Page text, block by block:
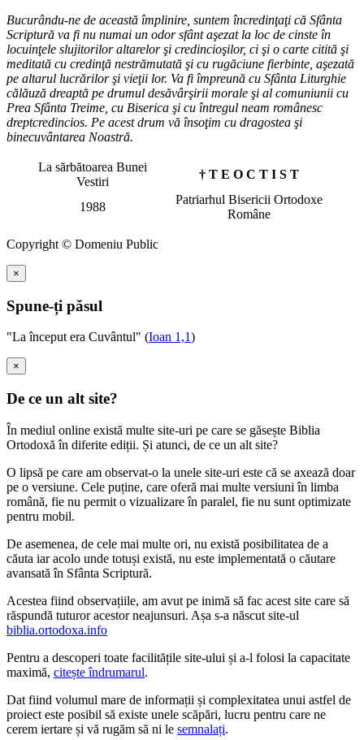
Bucurându-ne de această împlinire, suntem încredinţaţi că Sfânta
Scriptură va fi nu numai un odor sfânt aşezat la loc de cinste în
locuinţele slujitorilor altarelor şi credincioşilor, ci şi o carte citită şi
meditată cu credinţă nestrămutată şi cu rugăciune fierbinte, aşezată
pe altarul lucrărilor şi vieţii lor. Va fi împreună cu Sfânta Liturghie
călăuză dreaptă pe drumul desăvârşirii morale şi al comuniunii cu
Prea Sfânta Treime, cu Biserica şi cu întregul neam românesc
dreptcredincios. Pe acest drum vă însoţim cu dragostea şi
binecuvântarea Noastră.
La sărbătoarea Bunei
Vestiri
† T E O C T I S T
1988
Patriarhul Bisericii Ortodoxe
Române
Copyright © Domeniu Public
×
Spune-ți păsul
"La început era Cuvântul" (Ioan 1,1)
×
De ce un alt site?
În mediul online există multe site-uri pe care se găsește Biblia
Ortodoxă în diferite ediții. Și atunci, de ce un alt site?
O lipsă pe care am observat-o la unele site-uri este că se axează doar
pe o versiune. Cele puține, care oferă mai multe versiuni în limba
română, fie nu permit o vizualizare în paralel, fie nu sunt optimizate
pentru mobil.
De asemenea, de cele mai multe ori, nu există posibilitatea de a
căuta iar acolo unde totuși există, nu este implementată o căutare
avansată în Sfânta Scriptură.
Acestea fiind observațiile, am avut pe inimă să fac acest site care să
răspundă tuturor acestor neajunsuri. Așa s-a născut site-ul
biblia.ortodoxa.info
Pentru a descoperi toate facilitățile site-ului și a-l folosi la capacitate
maximă, citește îndrumarul.
Dat fiind volumul mare de informații și complexitatea unui astfel de
proiect este posibil să existe unele scăpări, lucru pentru care ne
cerem iertare și vă rugăm să ni le semnalați.